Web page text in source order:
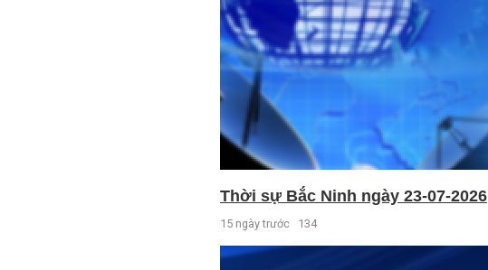
Thời sự Bắc Ninh ngày 23-07-2026
15 ngày trước 134